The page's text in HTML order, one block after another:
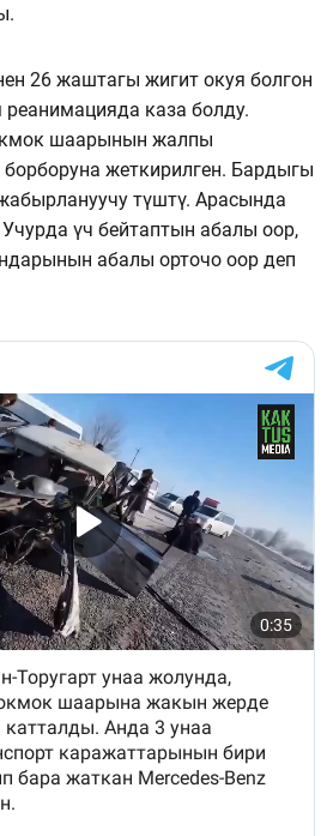
26 жаштагы жигит окуя болгон
каза болду.
шаарынын жалпы
жеткирилген. Бардыгы
түштү. Арасында
үч бейтаптын абалы оор,
абалы орточо оор деп